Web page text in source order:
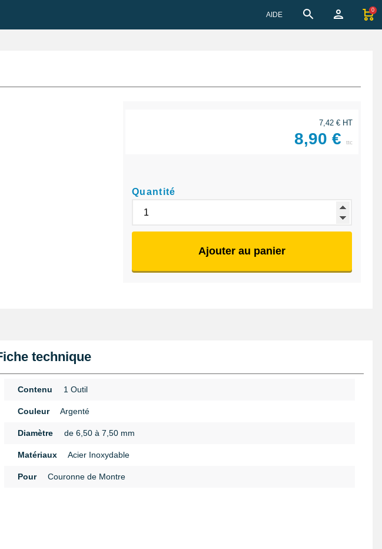
AIDE
0
7,42 € HT
8,90 € ttc
Quantité
Ajouter au panier
technique
Contenu 1 Outil
Couleur Argenté
Diamètre de 6,50 à 7,50 mm
Matériaux Acier Inoxydable
Pour Couronne de Montre